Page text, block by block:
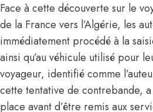
Face à cette découverte sur le
de la France vers l’Algérie, les
immédiatement procédé à la
ainsi qu’au véhicule utilisé pour
voyageur, identifié comme
cette tentative de contrebande,
place avant d’être remis aux